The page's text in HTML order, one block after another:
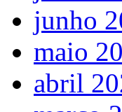
junho
maio
abril